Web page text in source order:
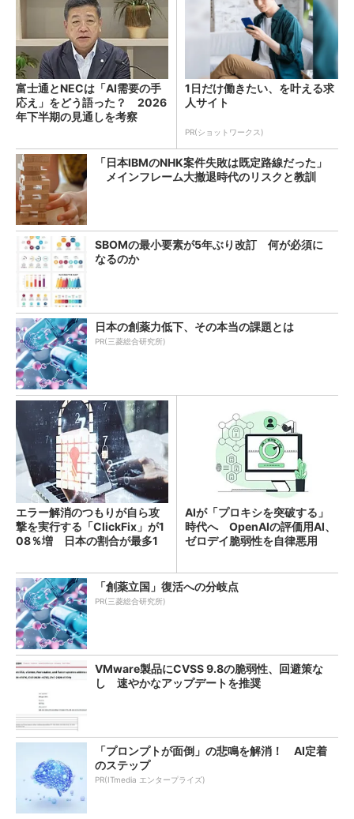
富士通とNECは「AI需要の手
応え」をどう語った？ 2026
年下半期の見通しを考察
1日だけ働きたい、を叶える求
人サイト
PR(ショットワークス)
「日本IBMのNHK案件失敗は既定路線だった」
メインフレーム大撤退時代のリスクと教訓
SBOMの最小要素が5年ぶり改訂 何が必須に
なるのか
日本の創薬力低下、その本当の課題とは
PR(三菱総合研究所)
エラー解消のつもりが自ら攻
撃を実行する「ClickFix」が1
08％増 日本の割合が最多1
AIが「プロキシを突破する」
時代へ OpenAIの評価用AI、
ゼロデイ脆弱性を自律悪用
「創薬立国」復活への分岐点
PR(三菱総合研究所)
VMware製品にCVSS 9.8の脆弱性、回避策な
し 速やかなアップデートを推奨
「プロンプトが面倒」の悲鳴を解消！ AI定着
のステップ
PR(ITmedia エンタープライズ)